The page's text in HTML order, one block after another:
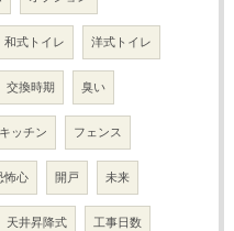
和式トイレ 洋式トイレ
交換時期 臭い
ッチン フェンス
怖心 開戸 未来
天井昇降式 工事日数